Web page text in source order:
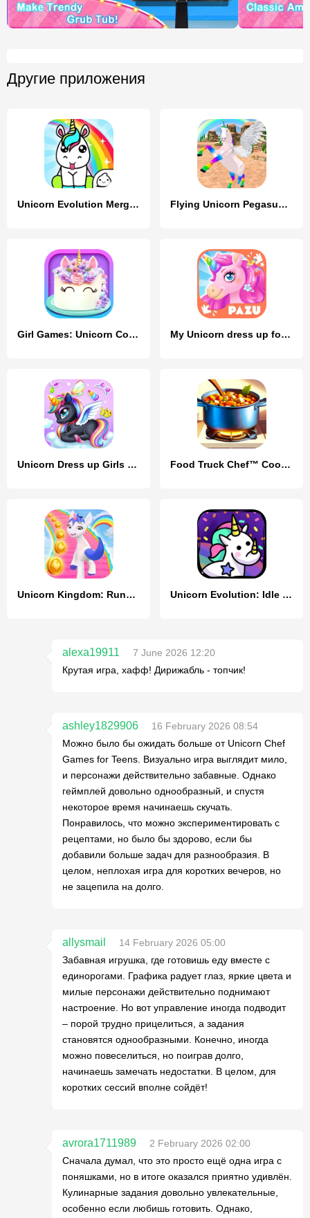
Другие приложения
Unicorn Evolution Merge Kawaii Flying Unicorn Pegasus Games
Girl Games: Unicorn Cooking My Unicorn dress up for kids
Unicorn Dress up Girls Game Food Truck Chef™ Cooking Games
Unicorn Kingdom: Running Games Unicorn Evolution: Idle Catch
alexa19911
7 June 2026 12:20
Крутая игра, хафф! Дирижабль - топчик!
ashley1829906
16 February 2026 08:54
Можно было бы ожидать больше от Unicorn Chef
Games for Teens. Визуально игра выглядит мило,
и персонажи действительно забавные. Однако
геймплей довольно однообразный, и спустя
некоторое время начинаешь скучать.
Понравилось, что можно экспериментировать с
рецептами, но было бы здорово, если бы
добавили больше задач для разнообразия. В
целом, неплохая игра для коротких вечеров, но
не зацепила на долго.
allysmail
14 February 2026 05:00
Забавная игрушка, где готовишь еду вместе с
единорогами. Графика радует глаз, яркие цвета и
милые персонажи действительно поднимают
настроение. Но вот управление иногда подводит
– порой трудно прицелиться, а задания
становятся однообразными. Конечно, иногда
можно повеселиться, но поиграв долго,
начинаешь замечать недостатки. В целом, для
коротких сессий вполне сойдёт!
avrora1711989
2 February 2026 02:00
Сначала думал, что это просто ещё одна игра с
поняшками, но в итоге оказался приятно удивлён.
Кулинарные задания довольно увлекательные,
особенно если любишь готовить. Однако,